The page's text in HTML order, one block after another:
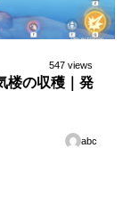
547 views
楼の収穫｜発
abc